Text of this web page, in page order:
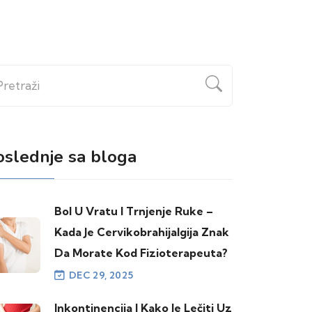
sa bloga
Bol U Vratu I Trnjenje Ruke –
Kada Je Cervikobrahijalgija Znak
Da Morate Kod Fizioterapeuta?
DEC 29, 2025
Inkontinencija I Kako Je Lečiti Uz